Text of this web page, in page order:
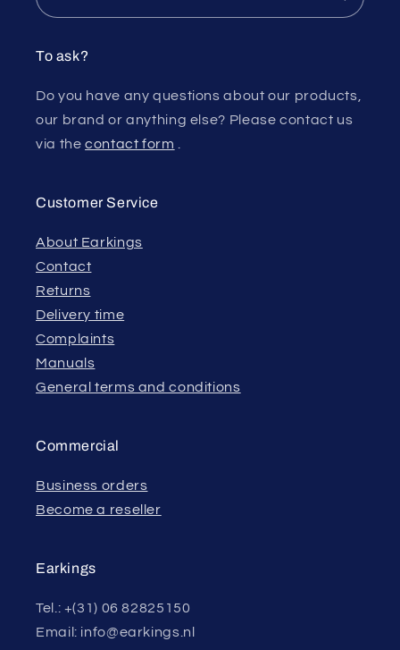
To ask?
Do you have any questions about our products,
our brand or anything else? Please contact us
via thecontact form .
Customer Service
About Earkings
Contact
Returns
Delivery time
Complaints
Manuals
General terms and conditions
Commercial
Business orders
Become a reseller
Earkings
Tel.: +(31) 06 82825150
Email: info@earkings.nl